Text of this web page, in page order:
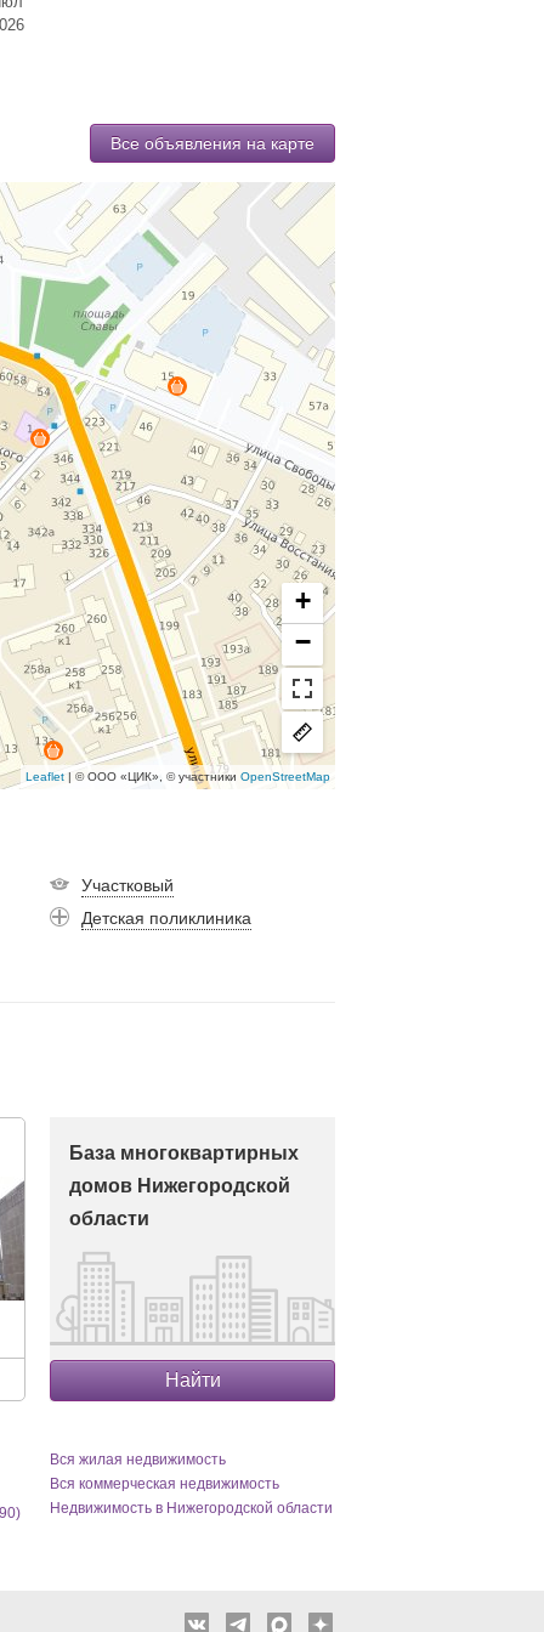
Все объявления на карте
+
−
Leaflet | © ООО «ЦИК», © участники OpenStreetMap
Участковый
Детская поликлиника
База многоквартирных
домов Нижегородской
области
Найти
Вся жилая недвижимость
Вся коммерческая недвижимость
Недвижимость в Нижегородской области